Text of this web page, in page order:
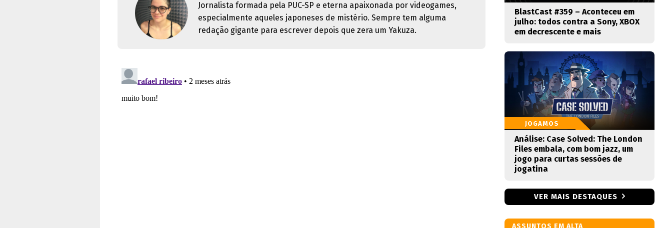
Jornalista formada pela PUC-SP e eterna apaixonada por videogames,
especialmente aqueles japoneses de mistério. Sempre tem alguma
redação gigante para escrever depois que zera um Yakuza.
BlastCast #359 – Aconteceu em
julho: todos contra a Sony, XBOX
em decrescente e mais
JOGAMOS
Análise: Case Solved: The London
Files embala, com bom jazz, um
jogo para curtas sessões de
jogatina
VER MAIS DESTAQUES
ASSUNTOS EM ALTA